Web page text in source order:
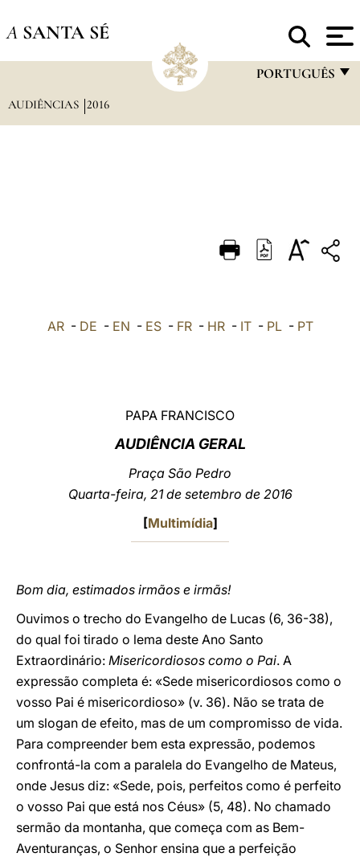
A SANTA SÉ
PORTUGUÊS
DEUTSCH
العربيّة
AUDIÊNCIAS 2016
AR- DE - EN - ES- FR- HR- IT- PL- PT
PAPA FRANCISCO
AUDIÊNCIA GERAL
Praça São Pedro
Quarta-feira, 21 de setembro de 2016
[Multimídia]
Bom dia, estimados irmãos e irmãs!
Ouvimos o trecho do Evangelho de Lucas (6, 36-38),
do qual foi tirado o lema deste Ano Santo
Extraordinário: Misericordiosos como o Pai. A
expressão completa é: «Sede misericordiosos como o
vosso Pai é misericordioso» (v. 36). Não se trata de
um slogan de efeito, mas de um compromisso de vida.
Para compreender bem esta expressão, podemos
confrontá-la com a paralela do Evangelho de Mateus,
onde Jesus diz: «Sede, pois, perfeitos como é perfeito
o vosso Pai que está nos Céus» (5, 48). No chamado
sermão da montanha, que começa com as Bem-
Aventuranças, o Senhor ensina que a perfeição